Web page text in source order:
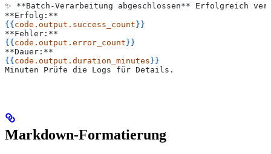
✨ **Batch-Verarbeitung abgeschlossen** Erfolgreich
**Erfolg:**
{{ code.output.success_count }}
**Fehler:**
{{ code.output.error_count }}
**Dauer:**
{{ code.output.duration_minutes }}
Minuten Prüfe die Logs für Details.
Markdown-Formatierung